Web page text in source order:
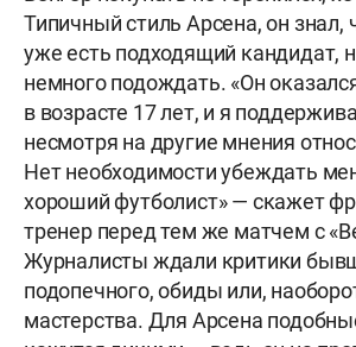
Типичный стиль Арсена, он знал,
уже есть подходящий кандидат,
немного подождать. «Он
в возрасте 17 лет, и я
несмотря на другие мнения
Нет необходимости убеждать
хороший футболист» — скажет
тренер перед тем же матчем с
Журналисты ждали критики
подопечного, обиды или,
мастерства. Для Арсена